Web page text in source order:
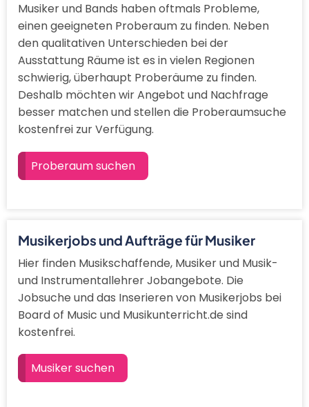
Musiker und Bands haben oftmals Probleme,
einen geeigneten Proberaum zu finden. Neben
den qualitativen Unterschieden bei der
Ausstattung Räume ist es in vielen Regionen
schwierig, überhaupt Proberäume zu finden.
Deshalb möchten wir Angebot und Nachfrage
besser matchen und stellen die Proberaumsuche
kostenfrei zur Verfügung.
Proberaum suchen
Musikerjobs und Aufträge für Musiker
Hier finden Musikschaffende, Musiker und Musik-
und Instrumentallehrer Jobangebote. Die
Jobsuche und das Inserieren von Musikerjobs bei
Board of Music und Musikunterricht.de sind
kostenfrei.
Musiker suchen